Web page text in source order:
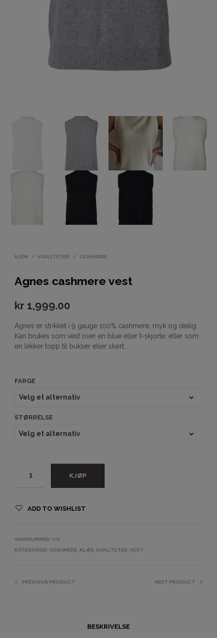
HJEM / KVALITETER / CASHMERE
Agnes cashmere vest
kr 1,999.00
Agnes er strikket i 9 gauge 100% cashmere, myk og deilig.
Kan brukes som vest over en blue eller t-skjorte, eller som
en lekker topp til bukser eller skørt.
FARGE
STØRRELSE
KJØP
ADD TO WISHLIST
VARENUMMER: I/A
KATEGORIER: CASHMERE KLÆR KVALITETER VEST
PREVIOUS PRODUCT NEXT PRODUCT
BESKRIVELSE